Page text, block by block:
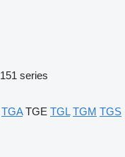
151 series
TGA TGE TGL TGM TGS